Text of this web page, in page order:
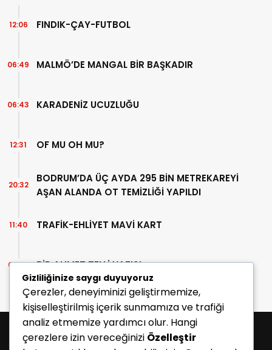
FINDIK-ÇAY-FUTBOL
12:06
MALMÖ’DE MANGAL BİR BAŞKADIR
06:49
KARADENİZ UCUZLUĞU
06:43
OF MU OH MU?
12:31
BODRUM’DA ÜÇ AYDA 295 BİN METREKAREYİ
AŞAN ALANDA OT TEMİZLİĞİ YAPILDI
20:32
TRAFİK-EHLİYET MAVİ KART
11:40
BİR AHMET TELLİ YAZISI
07:30
Gizliliğinize saygı duyuyoruz
Çerezler, deneyiminizi geliştirmemize,
kişiselleştirilmiş içerik sunmamıza ve trafiği
analiz etmemize yardımcı olur. Hangi
çerezlere izin vereceğinizi Özelleştir